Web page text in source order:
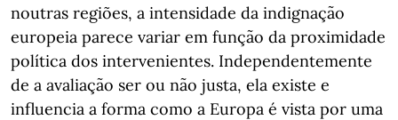
noutras regiões, a intensidade da indignação
europeia parece variar em função da proximidade
política dos intervenientes. Independentemente
de a avaliação ser ou não justa, ela existe e
influencia a forma como a Europa é vista por uma